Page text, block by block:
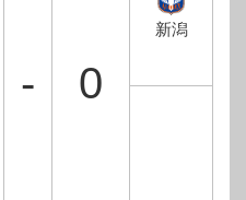
- 0
新潟